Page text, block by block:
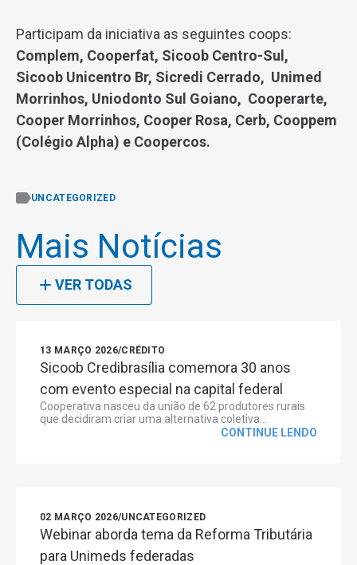
Participam da iniciativa as seguintes coops:
Complem, Cooperfat, Sicoob Centro-Sul,
Sicoob Unicentro Br, Sicredi Cerrado, Unimed
Morrinhos, Uniodonto Sul Goiano, Cooperarte,
Cooper Morrinhos, Cooper Rosa, Cerb, Cooppem
(Colégio Alpha) e Coopercos.
UNCATEGORIZED
Mais Notícias
VER TODAS
13 MARÇO 2026/CRÉDITO
Sicoob Credibrasília comemora 30 anos
com evento especial na capital federal
Cooperativa nasceu da união de 62 produtores rurais
que decidiram criar uma alternativa coletiva...
CONTINUE LENDO
02 MARÇO 2026/UNCATEGORIZED
Webinar aborda tema da Reforma Tributária
para Unimeds federadas